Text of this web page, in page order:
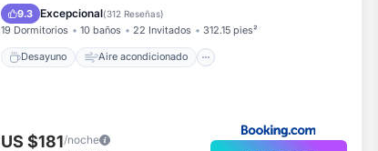
9.3 Excepcional(312 Reseñas)
19 Dormitorios 10 baños 22 Invitados 312.15 pies²
Desayuno Aire acondicionado
Internet
Apto para niños
US $181/noche